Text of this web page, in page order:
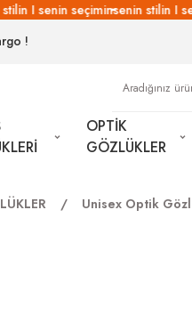
I senin seçiminsenin stilin I
!
OPTİK
GÖZLÜKLER
Unisex Optik